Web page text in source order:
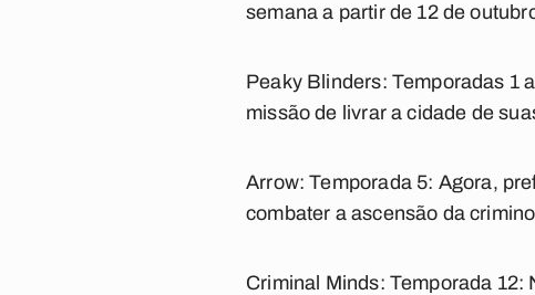
semana a partir de 12 de
Peaky Blinders: Temporadas 1
missão de livrar a cidade de
Arrow: Temporada 5: Agora,
combater a ascensão da
Criminal Minds: Temporada 12: